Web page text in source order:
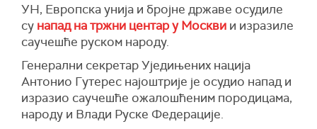
УН, Европска унија и бројне државе осудиле
су напад на тржни центар у Москви и изразиле
саучешће руском народу.
Генерални секретар Уједињених нација
Антонио Гутерес најоштрије је осудио напад и
изразио саучешће ожалошћеним породицама,
народу и Влади Руске Федерације.